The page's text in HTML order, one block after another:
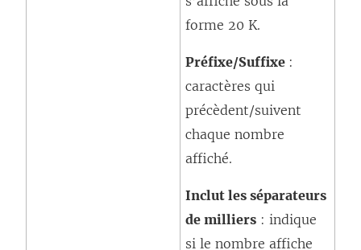
forme 20 K.
Préfixe/Suffixe :
caractères qui
précèdent/suivent
chaque nombre
affiché.
Inclut les séparateurs
de milliers : indique
si le nombre affiche